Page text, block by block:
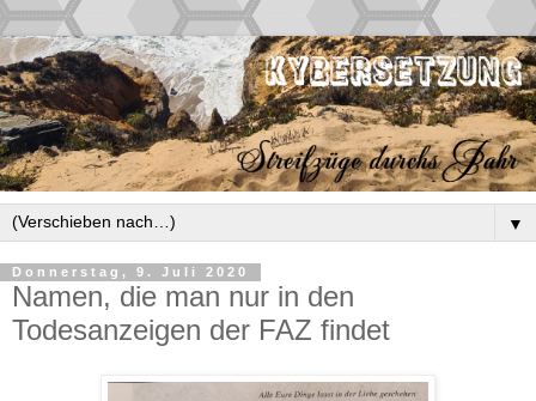
▼
Donnerstag, 9. Juli 2020
Namen, die man nur in den
Todesanzeigen der FAZ findet